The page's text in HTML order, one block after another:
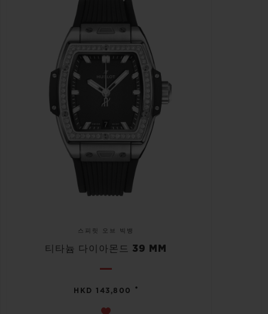
스피릿 오브 빅뱅
티타늄 다이아몬드 39 MM
HKD 143,800 •